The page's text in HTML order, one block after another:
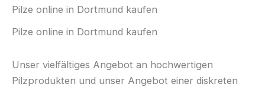
€150.00
bis
€390.00
Pilze online in Dortmund kaufen
Pilze online in Dortmund kaufen
Unser vielfältiges Angebot an hochwertigen
Pilzprodukten und unser Angebot einer diskreten